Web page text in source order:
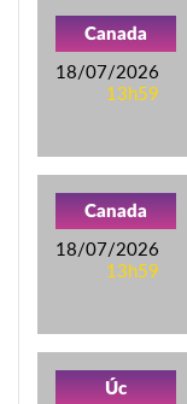
Canada
18/07/2026
13h59
Canada
18/07/2026
13h59
Úc